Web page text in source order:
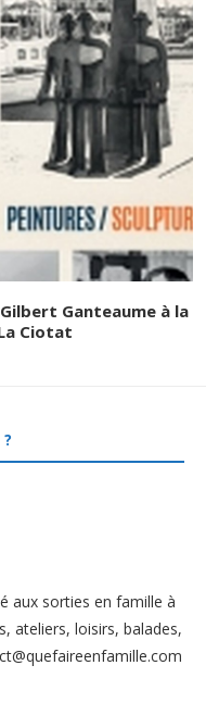
Ganteaume à la
Ciotat
aux sorties en famille à
ateliers, loisirs, balades,